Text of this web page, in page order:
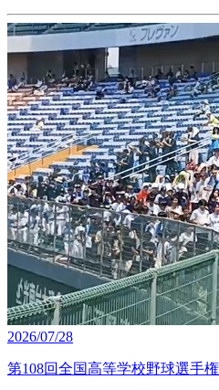
2026/07/28
第108回全国高等学校野球選手